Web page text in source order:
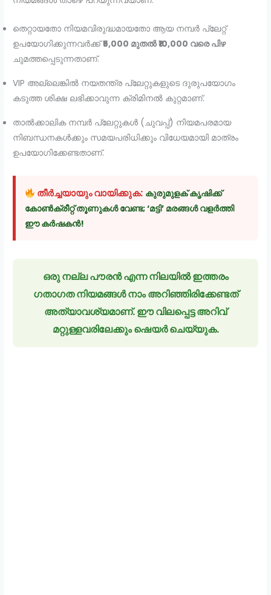
തെറ്റായതോ നിയമവിരുദ്ധമായതോ ആയ നമ്പർ പ്ലേറ്റ്
ഉപയോഗിക്കുന്നവർക്ക്₹5,000 മുതൽ ₹10,000 വരെ പിഴ
ചുമത്തപ്പെടുന്നതാണ്.
VIP അല്ലെങ്കിൽ നയതന്ത്ര പ്ലേറ്റുകളുടെ ദുരുപയോഗം
കടുത്ത ശിക്ഷ ലഭിക്കാവുന്ന ക്രിമിനൽ കുറ്റമാണ്.
താൽക്കാലിക നമ്പർ പ്ലേറ്റുകൾ (ചുവപ്പ്) നിയമപരമായ
നിബന്ധനകൾക്കും സമയപരിധിക്കും വിധേയമായി മാത്രം
ഉപയോഗിക്കേണ്ടതാണ്.
തീർച്ചയായും വായിക്കുക: കുരുമുളക് കൃഷിക്ക്
കോൺക്രീറ്റ് തൂണുകൾ വേണ്ട; ‘മട്ടി’ മരങ്ങൾ വളർത്തി
ഈ കർഷകൻ!
ഒരു നല്ല പൗരൻ എന്ന നിലയിൽ ഇത്തരം
ഗതാഗത നിയമങ്ങൾ നാം അറിഞ്ഞിരിക്കേണ്ടത്
അത്യാവശ്യമാണ്. ഈ വിലപ്പെട്ട അറിവ്
മറ്റുള്ളവരിലേക്കും ഷെയർ ചെയ്യുക.